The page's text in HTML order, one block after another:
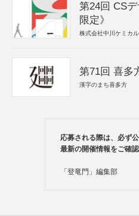
第24回 CS
限定》
株式会社中川ケミカル
第71回 喜多
漢字のまち喜多方
応募される際は、必ず
最新の開催情報をご確認
「登竜門」編集部